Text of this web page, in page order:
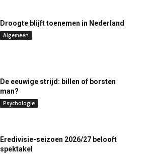
Droogte blijft toenemen in Nederland
Algemeen
De eeuwige strijd: billen of borsten
man?
Psychologie
Eredivisie-seizoen 2026/27 belooft
spektakel